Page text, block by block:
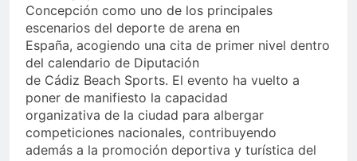
Concepción como uno de los principales
escenarios del deporte de arena en
España, acogiendo una cita de primer nivel dentro
del calendario de Diputación
de Cádiz Beach Sports. El evento ha vuelto a
poner de manifiesto la capacidad
organizativa de la ciudad para albergar
competiciones nacionales, contribuyendo
además a la promoción deportiva y turística del